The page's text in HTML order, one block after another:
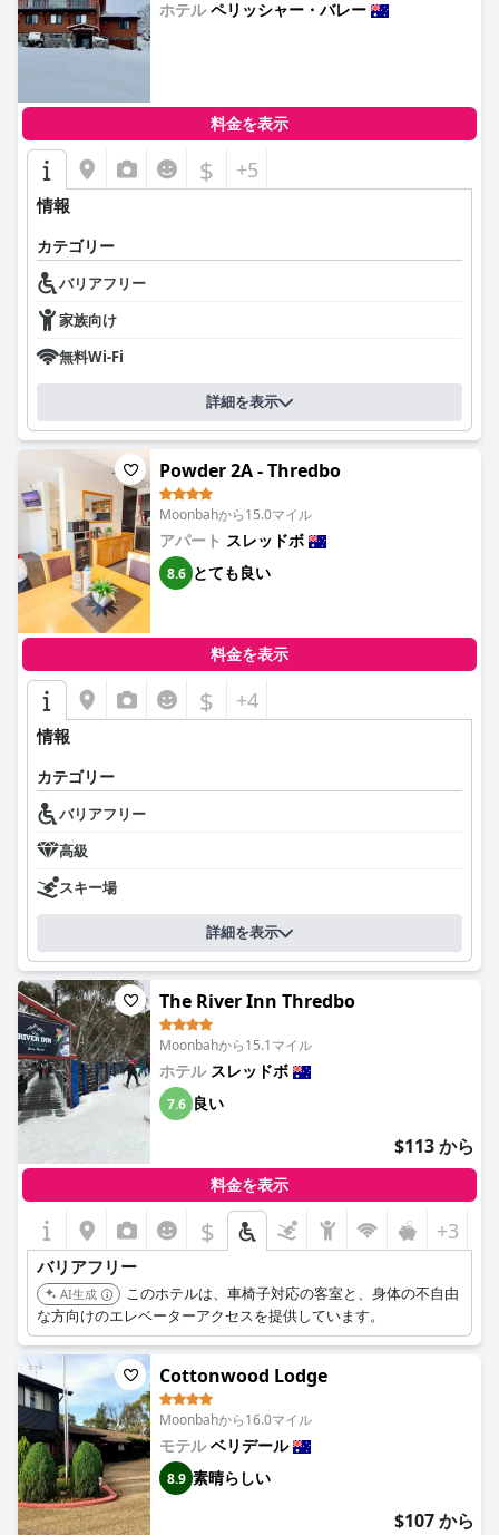
ホテルペリッシャー・バレー
料金を表示
$ +5
情報
カテゴリー
バリアフリー
家族向け
無料Wi-Fi
詳細を表示
Powder 2A - Thredbo
Moonbahから15.0マイル
アパート スレッドボ
8.6 とても良い
料金を表示
$ +4
情報
カテゴリー
バリアフリー
高級
スキー場
詳細を表示
The River Inn Thredbo
Moonbahから15.1マイル
ホテル スレッドボ
7.6 良い
$113 から
料金を表示
$ +3
バリアフリー
AI生成
このホテルは、車椅子対応の客室と、身体の不自由
な方向けのエレベーターアクセスを提供しています。
Cottonwood Lodge
Moonbahから16.0マイル
モテルベリデール
8.9 素晴らしい
$107 から